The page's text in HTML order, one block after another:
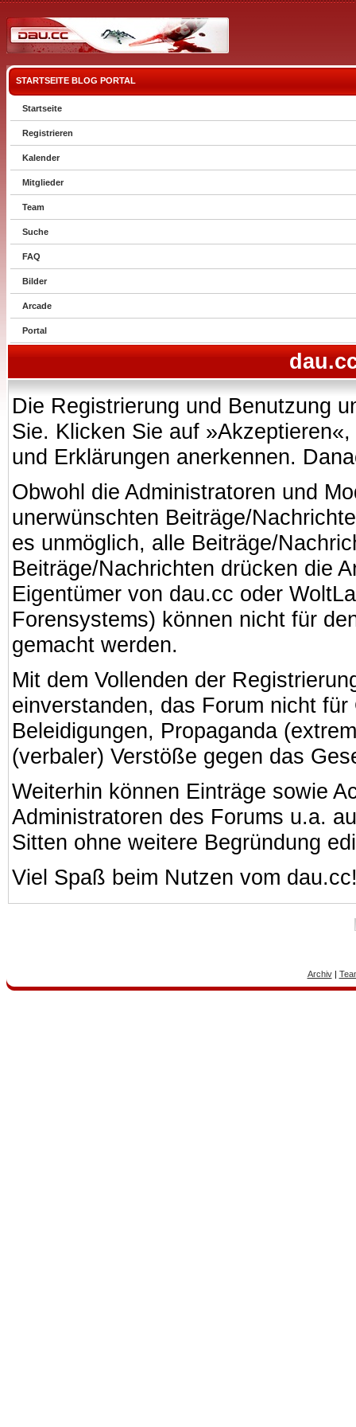
STARTSEITE BLOG PORTAL
Startseite
Registrieren
Kalender
Mitglieder
Team
Suche
FAQ
Bilder
Arcade
Portal
Die Registrierung und Benutzung
Sie. Klicken Sie auf
und Erklärungen anerkennen.
Obwohl die Administratoren und
unerwünschten Beiträge/
es unmöglich, alle Beiträge/
Beiträge/Nachrichten drücken die
Eigentümer von dau.cc oder
Forensystems) können nicht für
gemacht werden.
Mit dem Vollenden der
einverstanden, das Forum nicht
Beleidigungen, Propaganda
(verbaler) Verstöße gegen das
Weiterhin können Einträge sowie
Administratoren des Forums u.a.
Sitten ohne weitere Begründung
Viel Spaß beim Nutzen vom
Archiv|